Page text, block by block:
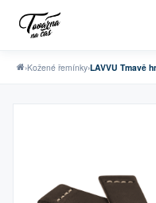
›Kožené řemínky›